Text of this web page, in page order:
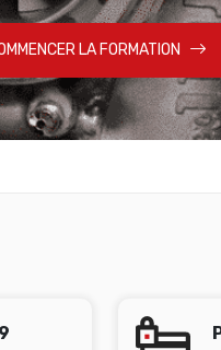
LA FORMATION